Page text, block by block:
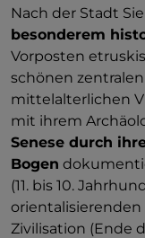
Nach der Stadt
besonderem
Vorposten
schönen
mittelalterlichen
mit ihrem
Senese durch
Bogen
(11. bis 10.
orientalisierenden
Zivilisation (Ende